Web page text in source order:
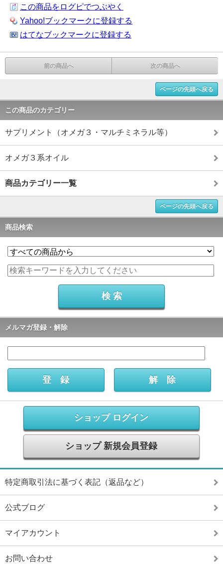
この商品をログピでつぶやく
Yahoo!ブックマークに登録する
はてなブックマークに登録する
前の商品へ 次の商品へ
ページの先頭へ戻る
この商品のカテゴリー
サプリメント（オメガ３・マルチミネラル等）
オメガ３系オイル
商品カテゴリー一覧
ページの先頭へ戻る
商品検索
メルマガ登録・解除
ショップ ログイン
ショップ 新規会員登録
特定商取引法に基づく表記（返品など）
公式ブログ
マイアカウント
お問い合わせ